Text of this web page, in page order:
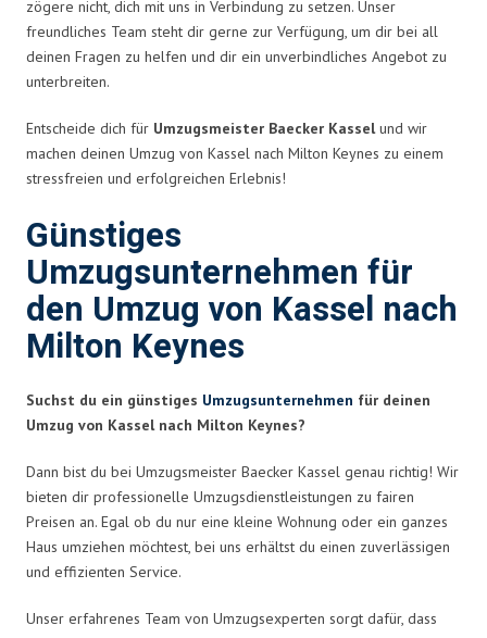
zögere nicht, dich mit uns in Verbindung zu setzen. Unser
freundliches Team steht dir gerne zur Verfügung, um dir bei all
deinen Fragen zu helfen und dir ein unverbindliches Angebot zu
unterbreiten.
Entscheide dich für Umzugsmeister Baecker Kasselund wir
machen deinen Umzug von Kassel nach Milton Keynes zu einem
stressfreien und erfolgreichen Erlebnis!
Günstiges
Umzugsunternehmen für
den Umzug von Kassel nach
Milton Keynes
Suchst du ein günstiges Umzugsunternehmen für deinen
Umzug von Kassel nach Milton Keynes?
Dann bist du bei Umzugsmeister Baecker Kassel genau richtig! Wir
bieten dir professionelle Umzugsdienstleistungen zu fairen
Preisen an. Egal ob du nur eine kleine Wohnung oder ein ganzes
Haus umziehen möchtest, bei uns erhältst du einen zuverlässigen
und effizienten Service.
Unser erfahrenes Team von Umzugsexperten sorgt dafür, dass